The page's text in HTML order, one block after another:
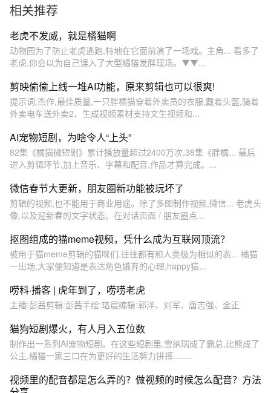
相关推荐
老虎不发威，就是橘猫啊
动物园为了防止老虎逃跑,特地在它面前演了一场戏。主角... 看多了
老虎,你会以为自己误入了大型橘猫发胖现场。▼▼...
剪映偷偷上线一堆AI功能，原来剪辑也可以很爽!
提示词:杰作,最佳质量,一只胖橘猫穿着外卖员的衣服,戴着头盔,骑着
外卖电车送外卖2、生成视频素材支持文生视频和...
AI宠物短剧，为啥令人“上头”
82集《橘猫微短剧》累计播放量超过2400万次,38集《胖橘... 最后
进入剪辑环节,加上音乐、字幕和配音,作品才算完成。...
微信春节大更新，朋友圈新功能被玩坏了
剪辑的视频,也不能用于商业用途。除了多图制作视频,微信... 老虎头
像,以及迎新春的文字状态。在对话页面 / 朋友圈点...
抠图组成的猫meme视频，凭什么成为互联网顶流？
被用于猫meme剪辑的猫咪们,往往都有和人类极为相似的表... 橘猫
一出场,大家便知道是表达角色嫌弃的心理,happy猫...
唠科·播客 | 虎年到了，唠唠老虎
主播:彭茜剪辑:彭茜手绘:珞宸编辑:郭洋、刘军、唐志强、金正
猫狗短剧爆火，有人月入五位数
制作出一系列AI宠物短剧。在这些短剧里,雪纳瑞成了霸总,比熊成了
公主,橘猫一家三口在为更好的生活努力拼搏........
视频里的配音都是怎么弄的？做视频的时候怎么配音？方法